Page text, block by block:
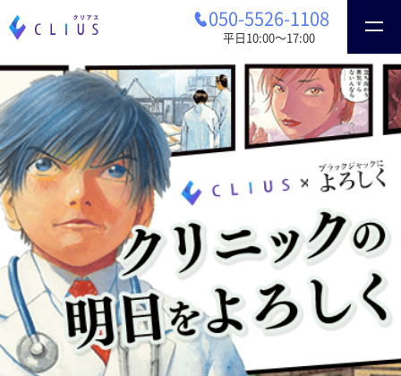
050-5526-1108
平日10:00〜17:00